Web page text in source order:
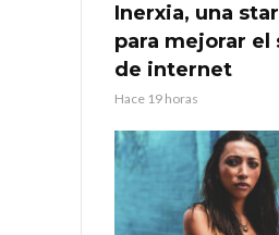
Inerxia, una
para mejorar el
de internet
Hace 19 horas